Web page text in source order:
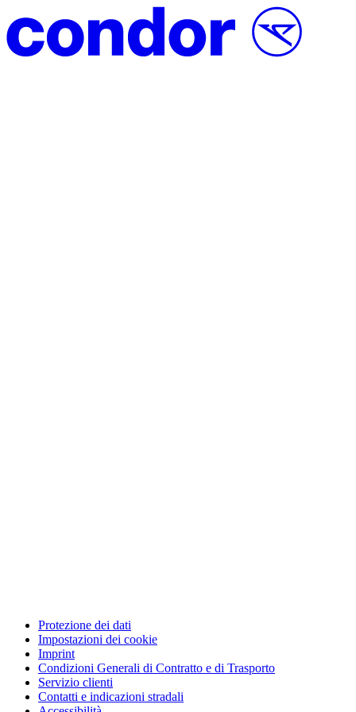
Protezione dei dati
Impostazioni dei cookie
Imprint
Condizioni Generali di Contratto e di Trasporto
Servizio clienti
Contatti e indicazioni stradali